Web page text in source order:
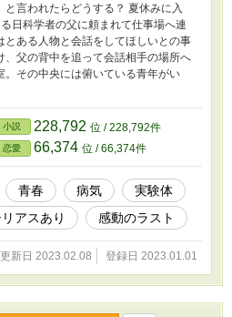
言われたらどうする？ 夏休みに入
日科学者の父に頼まれて仕事場へ連
とある人物と会話をしてほしいとの事
、父の背中を追って会話相手の場所へ
。その中央には俯いている青年がい
小説 228,792 位 / 228,792件
恋愛 66,374 位 / 66,374件
青春 病気
実験体
アスあり 感動のラスト
新日 2023.02.08 登録日 2023.01.01